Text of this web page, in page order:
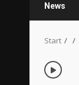
News
Start